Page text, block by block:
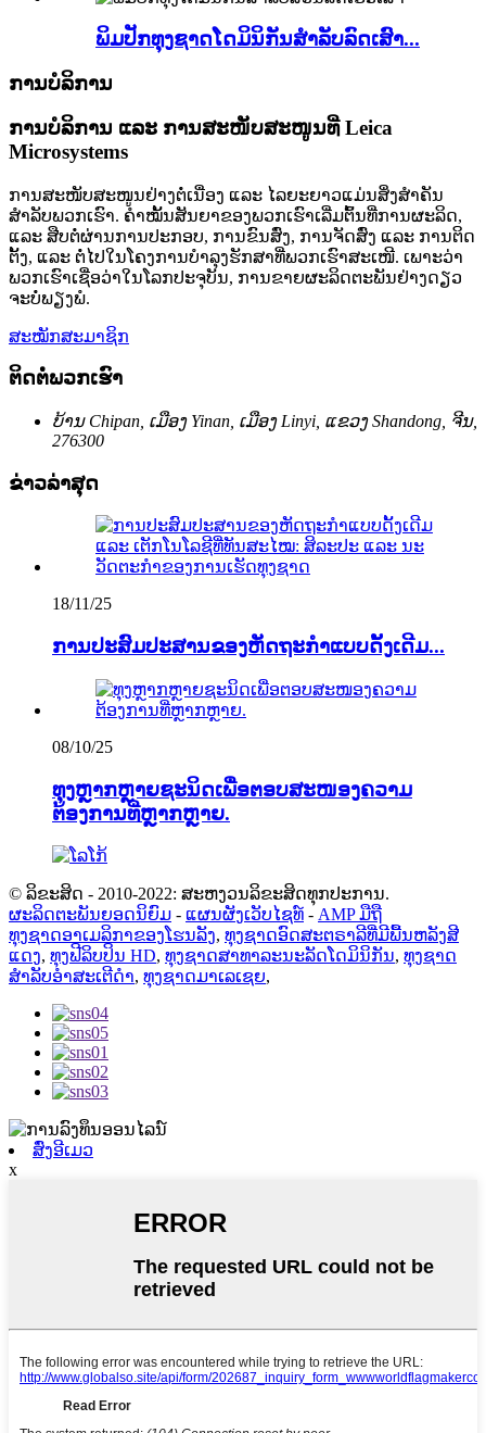
ພິມປັກທຸງຊາດໂດມິນິກັນສຳລັບລົດເສົາ...
ການບໍລິການ
ການບໍລິການ ແລະ ການສະໜັບສະໜູນທີ່ Leica
Microsystems
ການສະໜັບສະໜູນຢ່າງຕໍ່ເນື່ອງ ແລະ ໄລຍະຍາວແມ່ນສິ່ງສຳຄັນ
ສຳລັບພວກເຮົາ. ຄຳໝັ້ນສັນຍາຂອງພວກເຮົາເລີ່ມຕົ້ນທີ່ການຜະລິດ,
ແລະ ສືບຕໍ່ຜ່ານການປະກອບ, ການຂົນສົ່ງ, ການຈັດສົ່ງ ແລະ ການຕິດ
ຕັ້ງ, ແລະ ຕໍ່ໄປໃນໂຄງການບຳລຸງຮັກສາທີ່ພວກເຮົາສະເໜີ. ເພາະວ່າ
ພວກເຮົາເຊື່ອວ່າໃນໂລກປະຈຸບັນ, ການຂາຍຜະລິດຕະພັນຢ່າງດຽວ
ຈະບໍ່ພຽງພໍ.
ສະໝັກສະມາຊິກ
ຕິດຕໍ່ພວກເຮົາ
ບ້ານ Chipan, ເມືອງ Yinan, ເມືອງ Linyi, ແຂວງ Shandong, ຈີນ,
276300
ຂ່າວລ່າສຸດ
18/11/25
ການປະສົມປະສານຂອງຫັດຖະກຳແບບດັ້ງເດີມ...
08/10/25
ທຸງຫຼາກຫຼາຍຊະນິດເພື່ອຕອບສະໜອງຄວາມ
ຕ້ອງການທີ່ຫຼາກຫຼາຍ.
© ລິຂະສິດ - 2010-2022: ສະຫງວນລິຂະສິດທຸກປະການ.
ຜະລິດຕະພັນຍອດນິຍົມ - ແຜນຜັງເວັບໄຊທ໌ - AMP ມືຖື
ທຸງຊາດອາເມລິກາຂອງໂຮນລັງ, ທຸງຊາດອົດສະຕຣາລີທີ່ມີພື້ນຫລັງສີ
ແດງ, ທຸງຟີລິບປິນ HD, ທຸງຊາດສາທາລະນະລັດໂດມິນິກັນ, ທຸງຊາດ
ສຳລັບອຳສະເຕີດຳ, ທຸງຊາດມາເລເຊຍ,
ສົ່ງອີເມວ
x